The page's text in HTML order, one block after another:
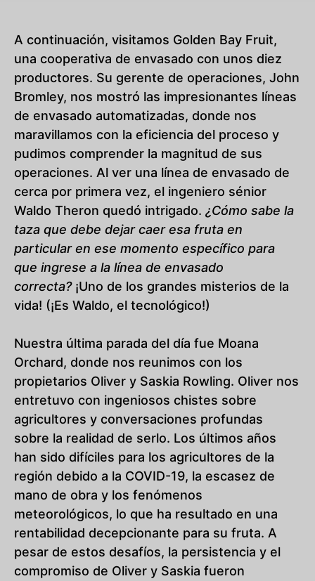
A continuación, visitamos Golden Bay Fruit,
una cooperativa de envasado con unos diez
productores. Su gerente de operaciones, John
Bromley, nos mostró las impresionantes líneas
de envasado automatizadas, donde nos
maravillamos con la eficiencia del proceso y
pudimos comprender la magnitud de sus
operaciones. Al ver una línea de envasado de
cerca por primera vez, el ingeniero sénior
Waldo Theron quedó intrigado. ¿Cómo sabe la
taza que debe dejar caer esa fruta en
particular en ese momento específico para
que ingrese a la línea de envasado
correcta? ¡Uno de los grandes misterios de la
vida! (¡Es Waldo, el tecnológico!)
Nuestra última parada del día fue Moana
Orchard, donde nos reunimos con los
propietarios Oliver y Saskia Rowling. Oliver nos
entretuvo con ingeniosos chistes sobre
agricultores y conversaciones profundas
sobre la realidad de serlo. Los últimos años
han sido difíciles para los agricultores de la
región debido a la COVID-19, la escasez de
mano de obra y los fenómenos
meteorológicos, lo que ha resultado en una
rentabilidad decepcionante para su fruta. A
pesar de estos desafíos, la persistencia y el
compromiso de Oliver y Saskia fueron